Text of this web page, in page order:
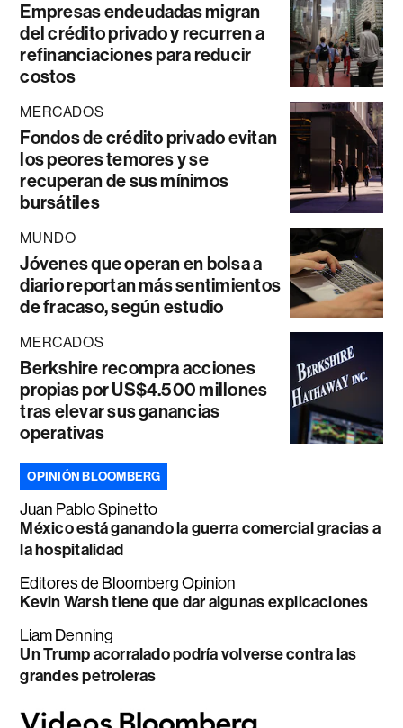
Empresas endeudadas migran
del crédito privado y recurren a
refinanciaciones para reducir
costos
MERCADOS
Fondos de crédito privado evitan
los peores temores y se
recuperan de sus mínimos
bursátiles
MUNDO
Jóvenes que operan en bolsa a
diario reportan más sentimientos
de fracaso, según estudio
MERCADOS
Berkshire recompra acciones
propias por US$4.500 millones
tras elevar sus ganancias
operativas
OPINIÓN BLOOMBERG
Juan Pablo Spinetto
México está ganando la guerra comercial gracias a
la hospitalidad
Editores de Bloomberg Opinion
Kevin Warsh tiene que dar algunas explicaciones
Liam Denning
Un Trump acorralado podría volverse contra las
grandes petroleras